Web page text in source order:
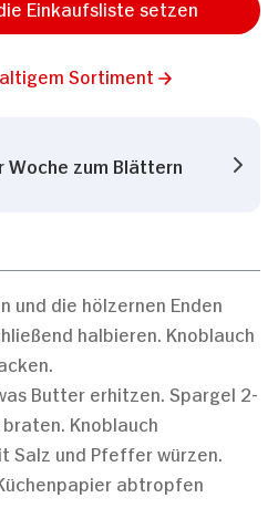
Einkaufsliste setzen
Sortiment
Woche zum Blättern
und die hölzernen Enden
halbieren. Knoblauch
Butter erhitzen. Spargel 2-
Knoblauch
Salz und Pfeffer würzen.
abtropfen